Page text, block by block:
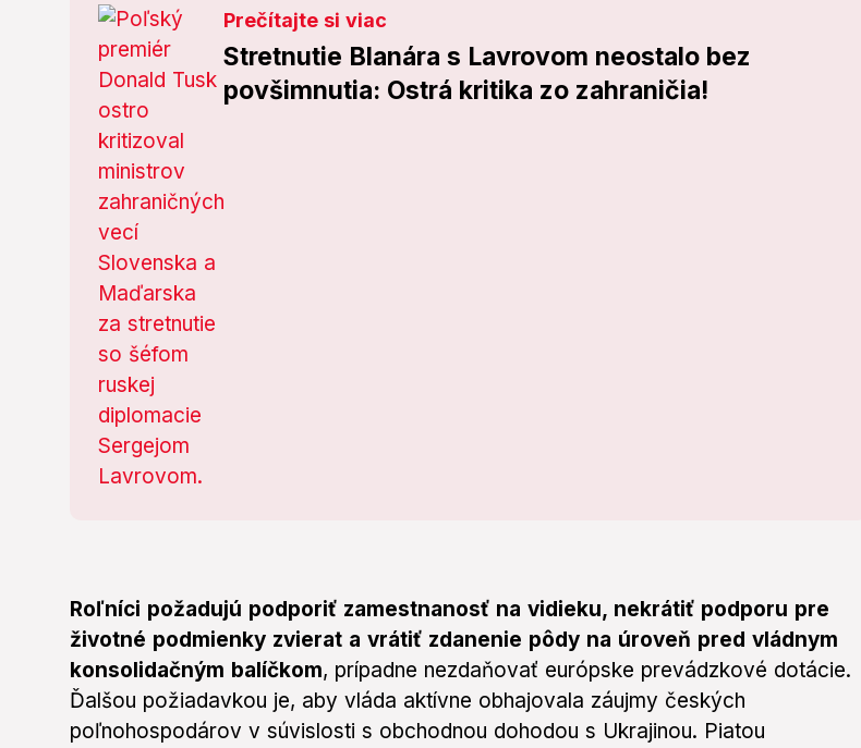
Prečítajte si viac
Stretnutie Blanára s Lavrovom neostalo bez
povšimnutia: Ostrá kritika zo zahraničia!
Roľníci požadujú podporiť zamestnanosť na vidieku, nekrátiť podporu pre
životné podmienky zvierat a vrátiť zdanenie pôdy na úroveň pred vládnym
konsolidačným balíčkom, prípadne nezdaňovať európske prevádzkové dotácie.
Ďalšou požiadavkou je, aby vláda aktívne obhajovala záujmy českých
poľnohospodárov v súvislosti s obchodnou dohodou s Ukrajinou. Piatou